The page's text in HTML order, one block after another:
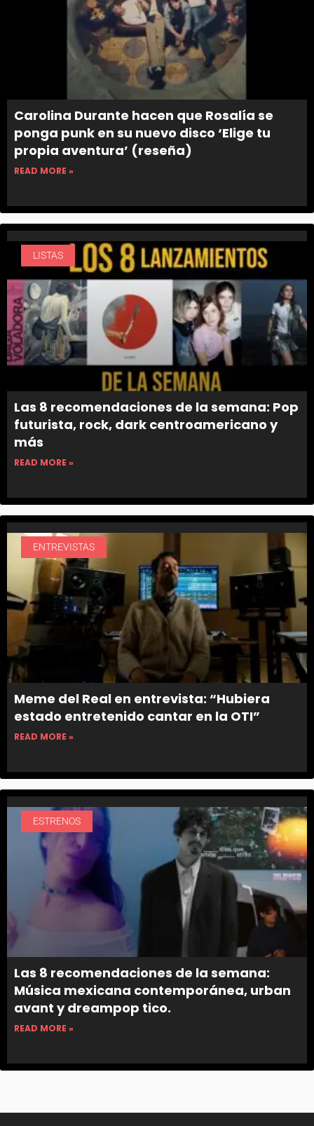
Carolina Durante hacen que Rosalía se
ponga punk en su nuevo disco ‘Elige tu
propia aventura’ (reseña)
READ MORE »
LISTAS
Las 8 recomendaciones de la semana: Pop
futurista, rock, dark centroamericano y
más
READ MORE »
ENTREVISTAS
Meme del Real en entrevista: “Hubiera
estado entretenido cantar en la OTI”
READ MORE »
ESTRENOS
Las 8 recomendaciones de la semana:
Música mexicana contemporánea, urban
avant y dreampop tico.
READ MORE »